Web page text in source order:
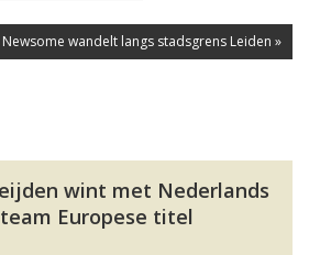
wandelt langs stadsgrens Leiden »
wint met Nederlands
Europese titel